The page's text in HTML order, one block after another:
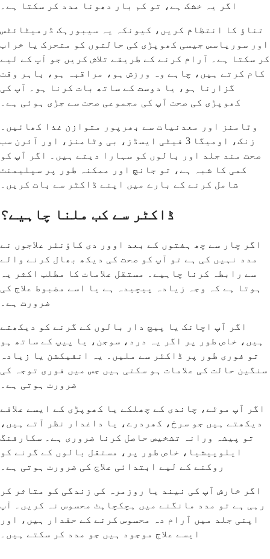
اگر یہ خشک ہے، تو کم بار دھونا مدد کر سکتا ہے۔
تناؤ کا انتظام کریں، کیونکہ یہ سیبورہک ڈرمیٹائٹس
اور سوریاسس جیسی کھوپڑی کی حالتوں کو متحرک یا خراب
کر سکتا ہے۔ آرام کرنے کے طریقے تلاش کریں جو آپ کے لیے
کام کرتے ہیں، چاہے وہ ورزش ہو، مراقبہ ہو، باہر وقت
گزارنا ہو، یا دوست کے ساتھ بات کرنا ہو۔ آپ کی
کھوپڑی کی صحت آپ کی مجموعی صحت سے جڑی ہوئی ہے۔
وٹامنز اور معدنیات سے بھرپور متوازن غذا کھائیں۔
زنک، اومیگا 3 فیٹی ایسڈز، بی وٹامنز، اور آئرن سب
صحت مند جلد اور بالوں کو سہارا دیتے ہیں۔ اگر آپ کو
کمی کا شبہ ہے، تو جانچ اور ممکنہ طور پر سپلیمنٹ
شامل کرنے کے بارے میں اپنے ڈاکٹر سے بات کریں۔
ڈاکٹر سے کب ملنا چاہیے؟
اگر چار سے چھ ہفتوں کے بعد اوور دی کاؤنٹر علاجوں نے
مدد نہیں کی ہے تو آپ کو صحت کی دیکھ بھال کرنے والے
سے رابطہ کرنا چاہیے۔ مستقل علامات کا مطلب اکثر یہ
ہوتا ہے کہ وجہ زیادہ پیچیدہ ہے یا اسے مضبوط علاج کی
ضرورت ہے۔
اگر آپ اچانک یا پیچ دار بالوں کے گرنے کو دیکھتے
ہیں، خاص طور پر اگر یہ درد، سوجن، یا پیپ کے ساتھ ہو
تو فوری طور پر ڈاکٹر سے ملیں۔ یہ انفیکشن یا زیادہ
سنگین حالت کی علامات ہو سکتی ہیں جس میں فوری توجہ کی
ضرورت ہوتی ہے۔
اگر آپ موٹے، چاندی کے چھلکے یا کھوپڑی کے ایسے علاقے
دیکھتے ہیں جو سرخ، کھردرے، یا داغدار نظر آتے ہیں،
تو پیشہ ورانہ تشخیص حاصل کرنا ضروری ہے۔ سکارفنگ
ایلوپیشیا، خاص طور پر، مستقل بالوں کے گرنے کو
روکنے کے لیے ابتدائی علاج کی ضرورت ہوتی ہے۔
اگر خارش آپ کی نیند یا روزمرہ کی زندگی کو متاثر کر
رہی ہے تو مدد مانگنے میں ہچکچاہٹ محسوس نہ کریں۔ آپ
اپنی جلد میں آرام دہ محسوس کرنے کے حقدار ہیں، اور
ایسے علاج موجود ہیں جو مدد کر سکتے ہیں۔